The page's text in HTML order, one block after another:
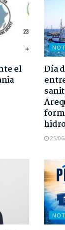
el
Día
25/